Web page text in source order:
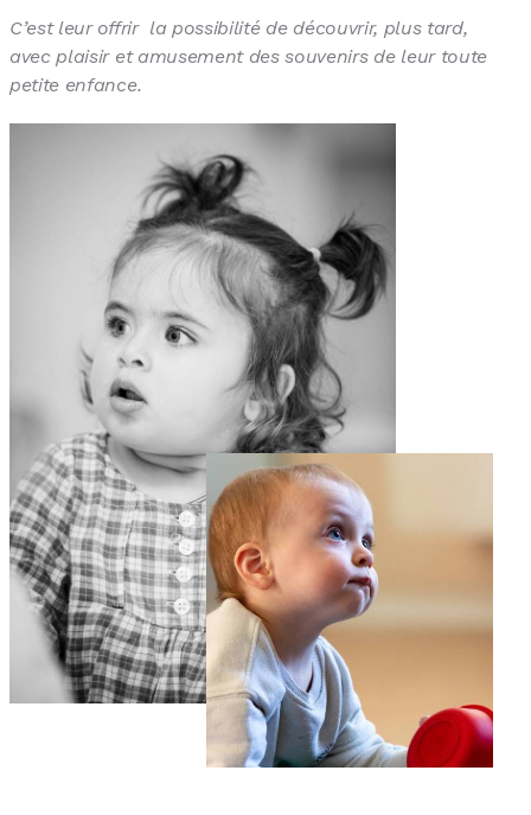
C’est leur offrir la possibilité de découvrir, plus tard,
avec plaisir et amusement des souvenirs de leur toute
petite enfance.